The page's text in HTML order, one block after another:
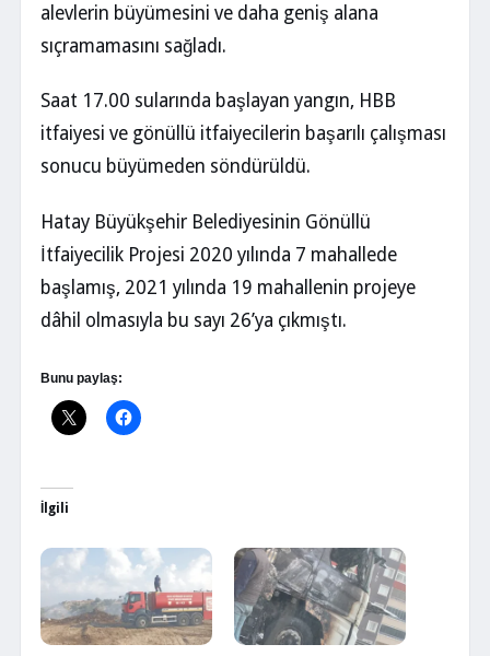
alevlerin büyümesini ve daha geniş alana
sıçramamasını sağladı.
Saat 17.00 sularında başlayan yangın, HBB
itfaiyesi ve gönüllü itfaiyecilerin başarılı çalışması
sonucu büyümeden söndürüldü.
Hatay Büyükşehir Belediyesinin Gönüllü
İtfaiyecilik Projesi 2020 yılında 7 mahallede
başlamış, 2021 yılında 19 mahallenin projeye
dâhil olmasıyla bu sayı 26’ya çıkmıştı.
Bunu paylaş:
İlgili